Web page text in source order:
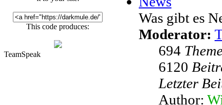
This code produces:
TeamSpeak
Was gibt es
Moderator:
694
6120
Letzter
Author: